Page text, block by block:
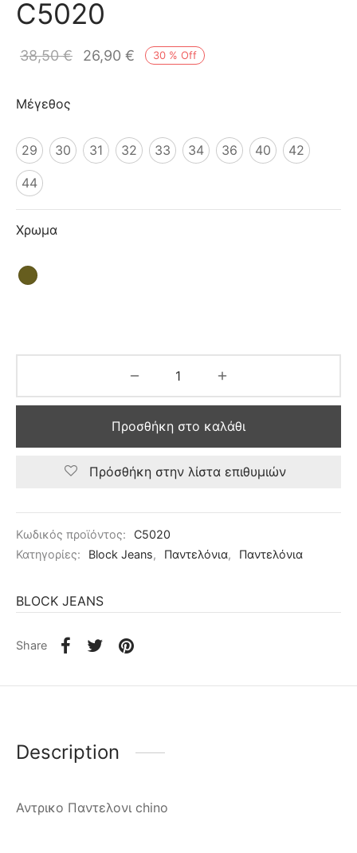
C5020
30 % Off
38,50€ 26,90 €
Μέγεθος
29 30 31 32 33 34 36 40 42
44
Χρωμα
Προσθήκη στο καλάθι
Πρόσθήκη στην λίστα επιθυμιών
Κωδικός προϊόντος:
C5020
Κατηγορίες:
Block Jeans, Παντελόνια, Παντελόνια
BLOCK JEANS
Share
Description
Αντρικο Παντελονι chino